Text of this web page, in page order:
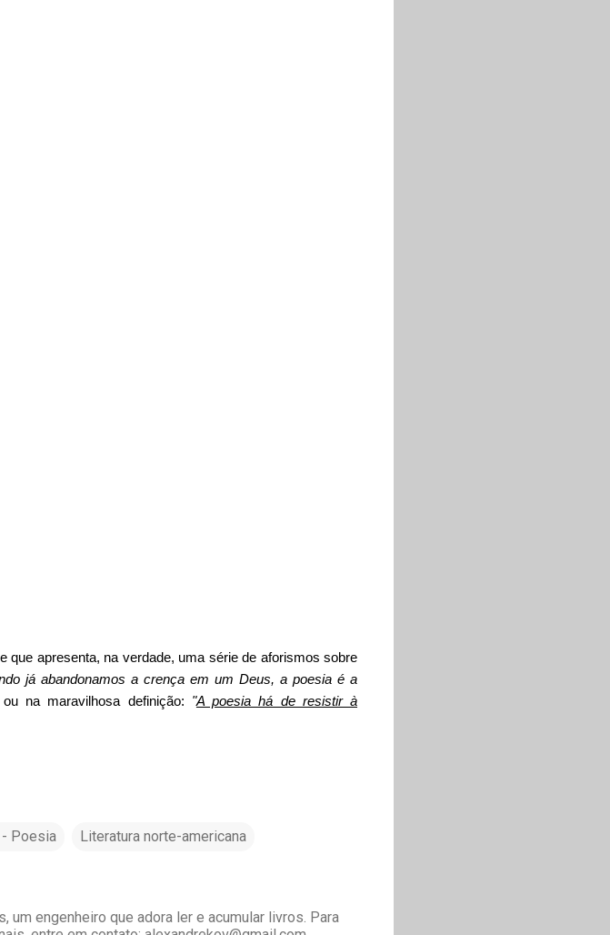
que apresenta, na verdade, uma série de aforismos sobre
já abandonamos a crença em um Deus, a poesia é a
na maravilhosa definição: "A poesia há de resistir à
Poesia Literatura norte-americana
engenheiro que adora ler e acumular livros. Para